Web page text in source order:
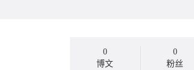
0
博文
0
粉丝